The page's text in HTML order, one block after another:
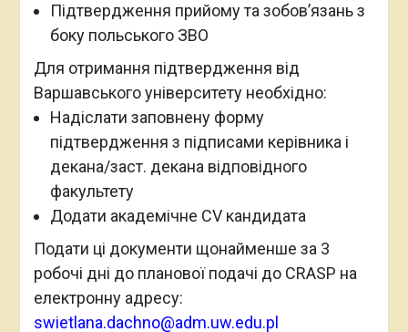
Підтвердження прийому та зобов’язань з
боку польського ЗВО
Для отримання підтвердження від
Варшавського університету необхідно:
Надіслати заповнену форму
підтвердження з підписами керівника і
декана/заст. декана відповідного
факультету
Додати академічне CV кандидата
Подати ці документи щонайменше за 3
робочі дні до планової подачі до CRASP на
електронну адресу:
swietlana.dachno@adm.uw.edu.pl